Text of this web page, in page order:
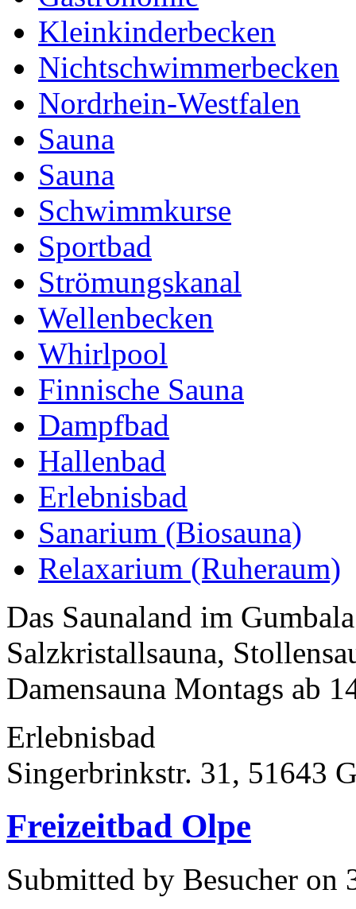
Kleinkinderbecken
Nichtschwimmerbecken
Nordrhein-Westfalen
Sauna
Sauna
Schwimmkurse
Sportbad
Strömungskanal
Wellenbecken
Whirlpool
Finnische Sauna
Dampfbad
Hallenbad
Erlebnisbad
Sanarium (Biosauna)
Relaxarium (Ruheraum)
Das Saunaland im
Salzkristallsauna,
Damensauna Montags ab
Erlebnisbad
Singerbrinkstr. 31, 51643
Freizeitbad Olpe
Submitted by Besucher on